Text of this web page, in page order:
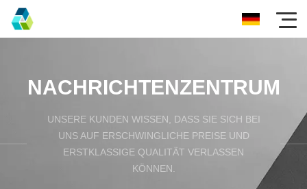
NACHRICHTENZENTRUM
UNSERE KUNDEN WISSEN, DASS SIE SICH BEI
UNS AUF ERSCHWINGLICHE PREISE UND
ERSTKLASSIGE QUALITÄT VERLASSEN
KÖNNEN.